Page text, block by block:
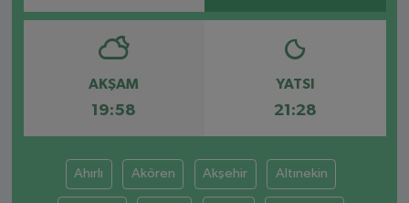
AKŞAM
19:58
YATSI
21:28
Ahırlı Akören Akşehir Altınekin